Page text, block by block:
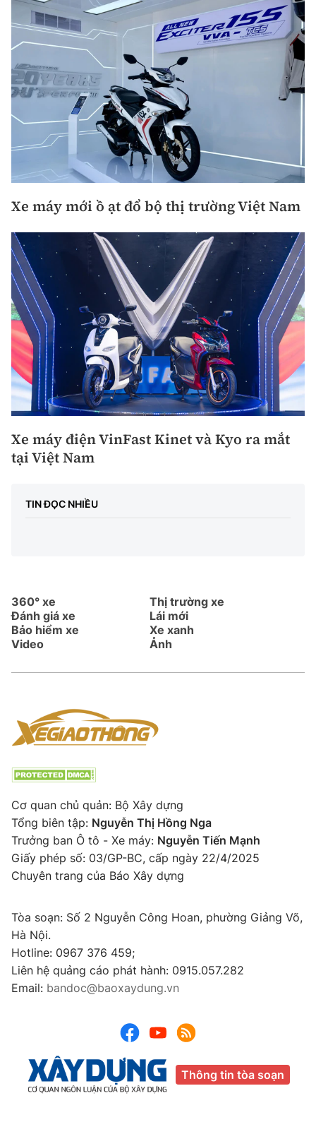
Xe máy mới ồ ạt đổ bộ thị trường Việt Nam
Xe máy điện VinFast Kinet và Kyo ra mắt
tại Việt Nam
TIN ĐỌC NHIỀU
360° xe
Thị trường xe
Đánh giá xe
Lái mới
Bảo hiểm xe
Xe xanh
Video
Ảnh
Cơ quan chủ quản: Bộ Xây dựng
Tổng biên tập: Nguyễn Thị Hồng Nga
Trưởng ban Ô tô - Xe máy: Nguyễn Tiến Mạnh
Giấy phép số: 03/GP-BC, cấp ngày 22/4/2025
Chuyên trang của Báo Xây dựng
Tòa soạn: Số 2 Nguyễn Công Hoan, phường Giảng Võ,
Hà Nội.
Hotline: 0967 376 459;
Liên hệ quảng cáo phát hành: 0915.057.282
Email: bandoc@baoxaydung.vn
Thông tin tòa soạn